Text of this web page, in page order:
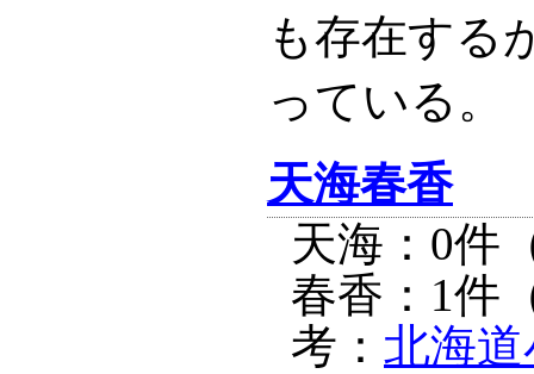
も存在する
っている。
天海春香
天海：0件
春香：1件
考： 北海